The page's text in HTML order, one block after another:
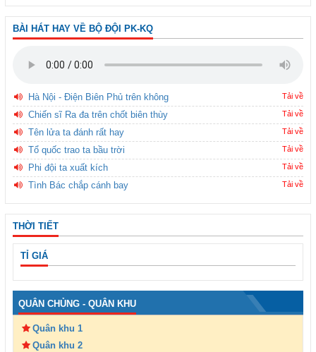
BÀI HÁT HAY VỀ BỘ ĐỘI PK-KQ
Hà Nội - Điện Biên Phủ trên không Tải về
Chiến sĩ Ra đa trên chốt biên thùy Tải về
Tên lửa ta đánh rất hay Tải về
Tổ quốc trao ta bầu trời Tải về
Phi đội ta xuất kích Tải về
Tình Bác chắp cánh bay Tải về
THỜI TIẾT
TỈ GIÁ
QUÂN CHỦNG - QUÂN KHU
Quân khu 1
Quân khu 2